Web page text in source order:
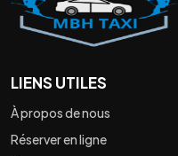
LIENS UTILES
À propos de nous
Réserver en ligne